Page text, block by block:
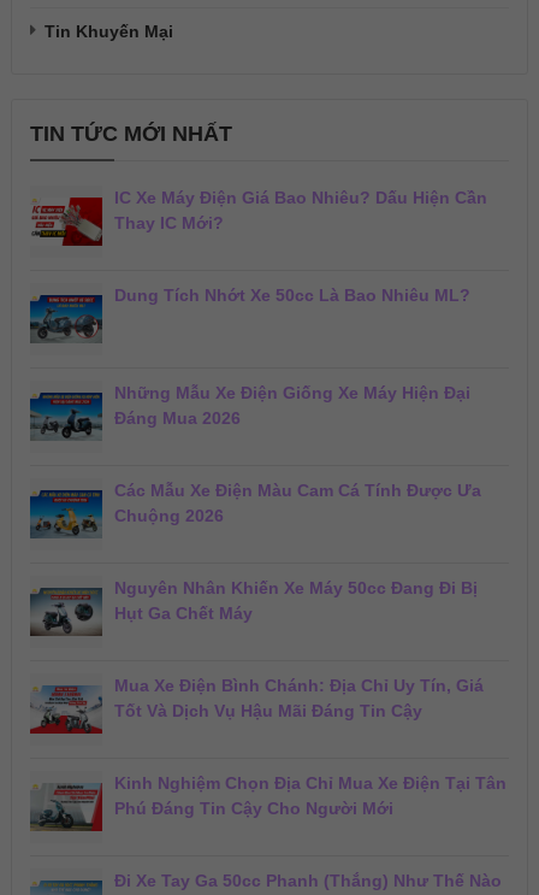
Tin Khuyến Mại
TIN TỨC MỚI NHẤT
IC Xe Máy Điện Giá Bao Nhiêu? Dấu Hiện Cần
Thay IC Mới?
Dung Tích Nhớt Xe 50cc Là Bao Nhiêu ML?
Những Mẫu Xe Điện Giống Xe Máy Hiện Đại
Đáng Mua 2026
Các Mẫu Xe Điện Màu Cam Cá Tính Được Ưa
Chuộng 2026
Nguyên Nhân Khiến Xe Máy 50cc Đang Đi Bị
Hụt Ga Chết Máy
Mua Xe Điện Bình Chánh: Địa Chỉ Uy Tín, Giá
Tốt Và Dịch Vụ Hậu Mãi Đáng Tin Cậy
Kinh Nghiệm Chọn Địa Chỉ Mua Xe Điện Tại Tân
Phú Đáng Tin Cậy Cho Người Mới
Đi Xe Tay Ga 50cc Phanh (Thắng) Như Thế Nào